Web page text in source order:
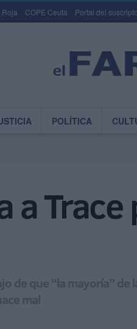
Roja COPE Ceuta Portal del
POLÍTICA
a
de que “la mayoría”
mal